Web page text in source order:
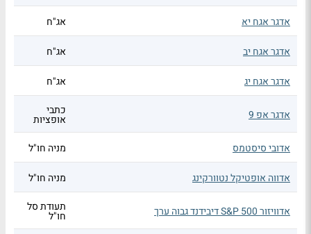
אדגר אגח יא אג"ח
אדגר אגח יב אג"ח
אדגר אגח יג אג"ח
אדגר אפ 9 כתבי
אופציות
אדובי סיסטמס
מניה חו"ל
אדווה אופטיקל נטוורקינג מניה חו"ל
אדוויזור S&P 500 דיבידנד גבוה ערך תעודת סל
חו"ל